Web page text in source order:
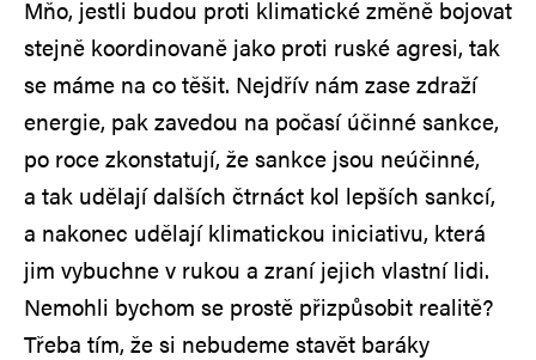
Mňo, jestli budou proti klimatické změně bojovat
stejně koordinovaně jako proti ruské agresi, tak
se máme na co těšit. Nejdřív nám zase zdraží
energie, pak zavedou na počasí účinné sankce,
po roce zkonstatují, že sankce jsou neúčinné,
a tak udělají dalších čtrnáct kol lepších sankcí,
a nakonec udělají klimatickou iniciativu, která
jim vybuchne v rukou a zraní jejich vlastní lidi.
Nemohli bychom se prostě přizpůsobit realitě?
Třeba tím, že si nebudeme stavět baráky